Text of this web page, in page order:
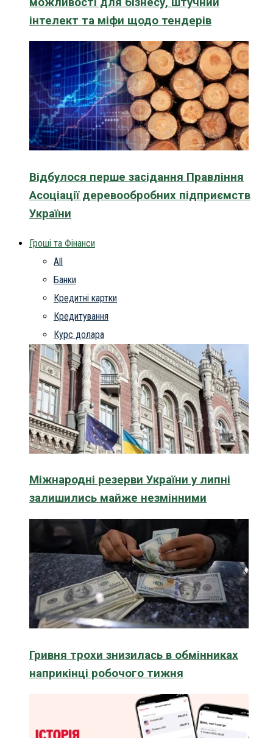
інтелект та міфи щодо тендерів
Відбулося перше засідання Правління
Асоціації деревообробних підприємств
України
Гроші та Фінанси
All
Банки
Кредитні картки
Кредитування
Курс долара
Міжнародні резерви України у липні
залишились майже незмінними
Гривня трохи знизилась в обмінниках
наприкінці робочого тижня